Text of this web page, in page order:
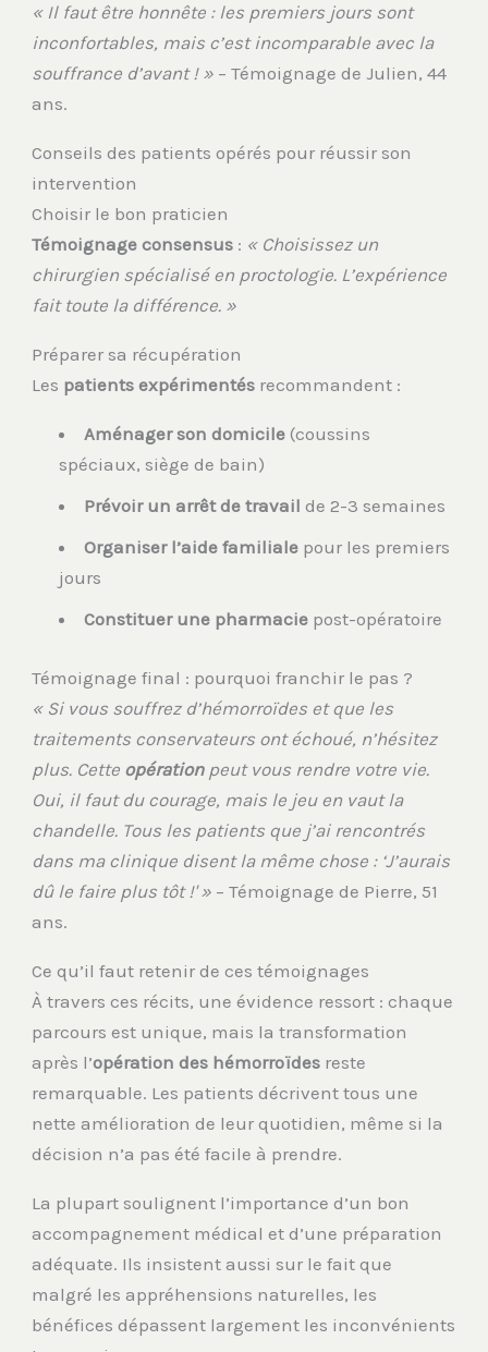
« Il faut être honnête : les premiers jours sont
inconfortables, mais c’est incomparable avec la
souffrance d’avant ! » – Témoignage de Julien, 44
ans.
Conseils des patients opérés pour réussir son
intervention
Choisir le bon praticien
Témoignage consensus : « Choisissez un
chirurgien spécialisé en proctologie. L’expérience
fait toute la différence. »
Préparer sa récupération
Les patients expérimentés recommandent :
Aménager son domicile (coussins
spéciaux, siège de bain)
Prévoir un arrêt de travail de 2-3 semaines
Organiser l’aide familiale pour les premiers
jours
Constituer une pharmacie post-opératoire
Témoignage final : pourquoi franchir le pas ?
« Si vous souffrez d’hémorroïdes et que les
traitements conservateurs ont échoué, n’hésitez
plus. Cette opérationpeut vous rendre votre vie.
Oui, il faut du courage, mais le jeu en vaut la
chandelle. Tous les patients que j’ai rencontrés
dans ma clinique disent la même chose : ‘J’aurais
dû le faire plus tôt !' » – Témoignage de Pierre, 51
ans.
Ce qu’il faut retenir de ces témoignages
À travers ces récits, une évidence ressort : chaque
parcours est unique, mais la transformation
après l’opération des hémorroïdes reste
remarquable. Les patients décrivent tous une
nette amélioration de leur quotidien, même si la
décision n’a pas été facile à prendre.
La plupart soulignent l’importance d’un bon
accompagnement médical et d’une préparation
adéquate. Ils insistent aussi sur le fait que
malgré les appréhensions naturelles, les
bénéfices dépassent largement les inconvénients